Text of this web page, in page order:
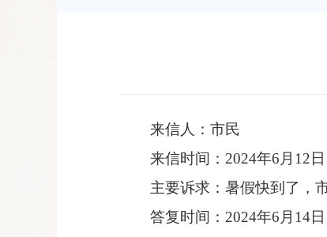
来信人：市民
来信时间：2024年6 月 12 日
主要诉求： 暑假快到了，
答复时间：2024年6 月 14日